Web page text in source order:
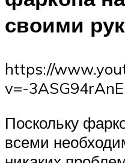
своими
https://
v=-3ASG94rAnE
Поскольку
всеми